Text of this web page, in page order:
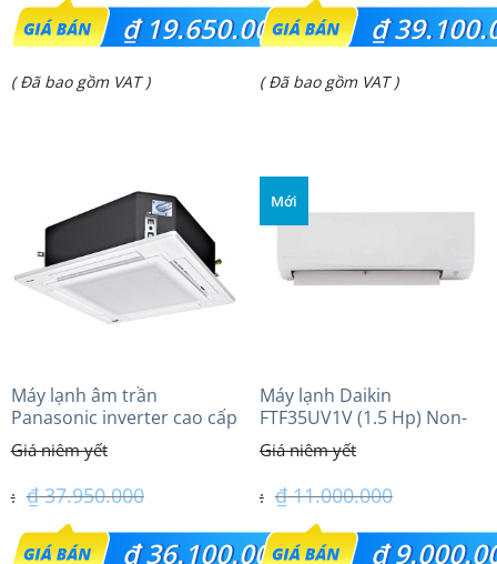
Giá
gốc
là:
₫19.650.000
Giá
₫ 19.650.000.
( Đã bao gồm VAT )
Giá
gốc
là:
₫
Giá
₫ 39.100.000.
( Đã bao gồm VAT )
Máy lạnh âm trần
Panasonic inverter cao cấp
(4.0Hp) S-3448PU3HA/U-
34PRH1H5
₫37.950.000
Giá
₫36.100.000
Mới
Máy lạnh Daikin
FTF35UV1V (1.5 Hp) Non-
inverter Thái lan
₫11.000.000
Giá
₫